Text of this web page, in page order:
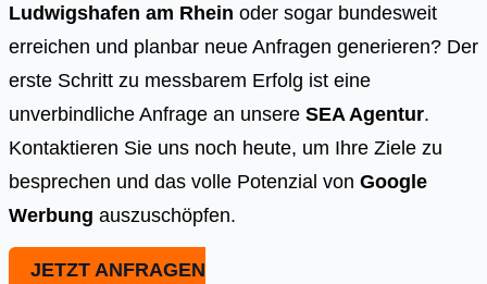
Ludwigshafen am Rhein oder sogar bundesweit
erreichen und planbar neue Anfragen generieren? Der
erste Schritt zu messbarem Erfolg ist eine
unverbindliche Anfrage an unsere SEA Agentur.
Kontaktieren Sie uns noch heute, um Ihre Ziele zu
besprechen und das volle Potenzial von Google
Werbung auszuschöpfen.
JETZT ANFRAGEN